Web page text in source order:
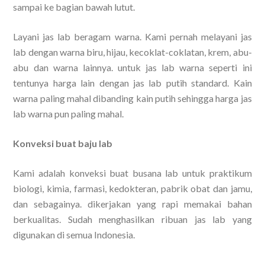
sampai ke bagian bawah lutut.
Layani jas lab beragam warna. Kami pernah melayani jas
lab dengan warna biru, hijau, kecoklat-coklatan, krem, abu-
abu dan warna lainnya. untuk jas lab warna seperti ini
tentunya harga lain dengan jas lab putih standard. Kain
warna paling mahal dibanding kain putih sehingga harga jas
lab warna pun paling mahal.
Konveksi buat baju lab
Kami adalah konveksi buat busana lab untuk praktikum
biologi, kimia, farmasi, kedokteran, pabrik obat dan jamu,
dan sebagainya. dikerjakan yang rapi memakai bahan
berkualitas. Sudah menghasilkan ribuan jas lab yang
digunakan di semua Indonesia.